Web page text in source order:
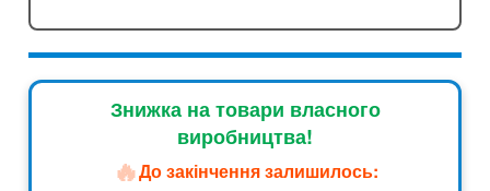
Знижка на товари власного
виробництва!
🔥До закінчення залишилось: